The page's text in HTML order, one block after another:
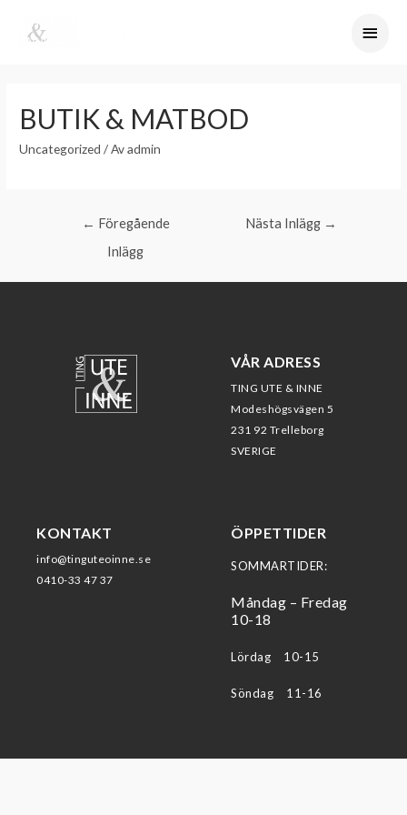
BUTIK & MATBOD
Uncategorized / Avadmin
← Föregående
Inlägg
Nästa Inlägg →
VÅR ADRESS
TING UTE & INNE
Modeshögsvägen 5
231 92 Trelleborg
SVERIGE
KONTAKT
info@tinguteoinne.se
0410-33 47 37
ÖPPETTIDER
SOMMARTIDER:
Måndag – Fredag
10-18
Lördag 10-15
Söndag 11-16